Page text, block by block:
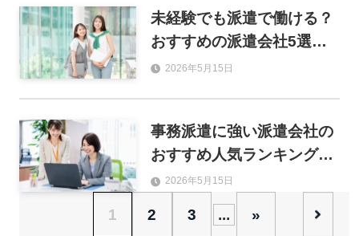
未経験でも派遣で働ける？
おすすめの派遣会社5選と
失敗しない選び方を解説
2026年5月15日
事務派遣に強い派遣会社の
おすすめ人気ランキング15
選！求人数・研修・福利厚
生で徹底比較
2026年5月15日
1 2 3 ... »